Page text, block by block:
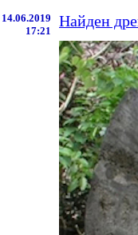
14.06.2019
17:21
Найден